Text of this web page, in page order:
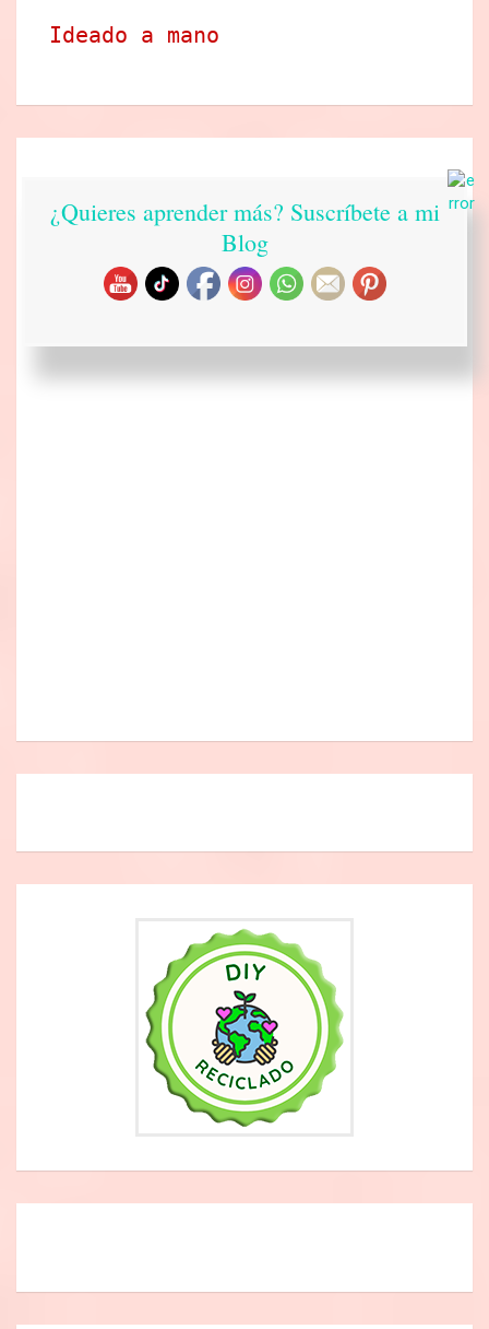
Ideado a mano
¿Quieres aprender más? Suscríbete a mi
Blog